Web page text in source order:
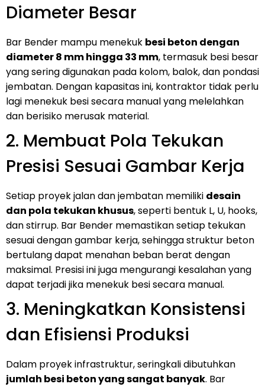
Diameter Besar
Bar Bender mampu menekuk besi beton dengan
diameter 8 mm hingga 33 mm, termasuk besi besar
yang sering digunakan pada kolom, balok, dan pondasi
jembatan. Dengan kapasitas ini, kontraktor tidak perlu
lagi menekuk besi secara manual yang melelahkan
dan berisiko merusak material.
2. Membuat Pola Tekukan
Presisi Sesuai Gambar Kerja
Setiap proyek jalan dan jembatan memiliki desain
dan pola tekukan khusus, seperti bentuk L, U, hooks,
dan stirrup. Bar Bender memastikan setiap tekukan
sesuai dengan gambar kerja, sehingga struktur beton
bertulang dapat menahan beban berat dengan
maksimal. Presisi ini juga mengurangi kesalahan yang
dapat terjadi jika menekuk besi secara manual.
3. Meningkatkan Konsistensi
dan Efisiensi Produksi
Dalam proyek infrastruktur, seringkali dibutuhkan
jumlah besi beton yang sangat banyak. Bar